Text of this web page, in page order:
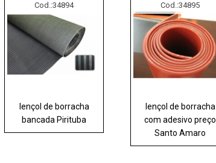
Cod.:34894
lençol de borracha
bancada Pirituba
Cod.:34895
lençol de borracha
com adesivo preço
Santo Amaro